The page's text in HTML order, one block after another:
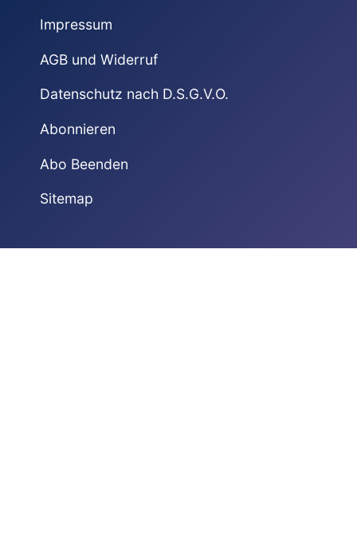
Impressum
AGB und Widerruf
Datenschutz nach D.S.G.V.O.
Abonnieren
Abo Beenden
Sitemap